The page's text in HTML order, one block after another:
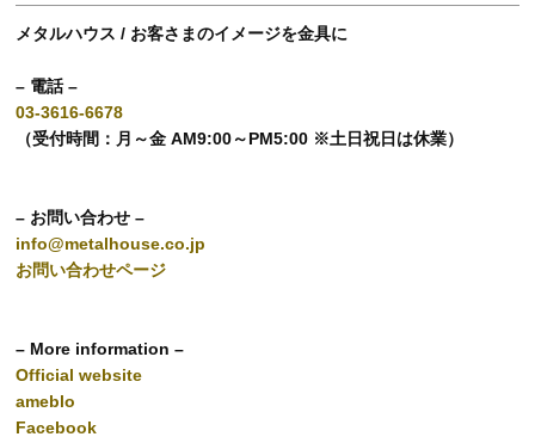
メタルハウス / お客さまのイメージを金具に
– 電話 –
03-3616-6678
（受付時間：月～金 AM9:00～PM5:00 ※土日祝日は休業）
– お問い合わせ –
info@metalhouse.co.jp
お問い合わせページ
– More information –
Official website
ameblo
Facebook